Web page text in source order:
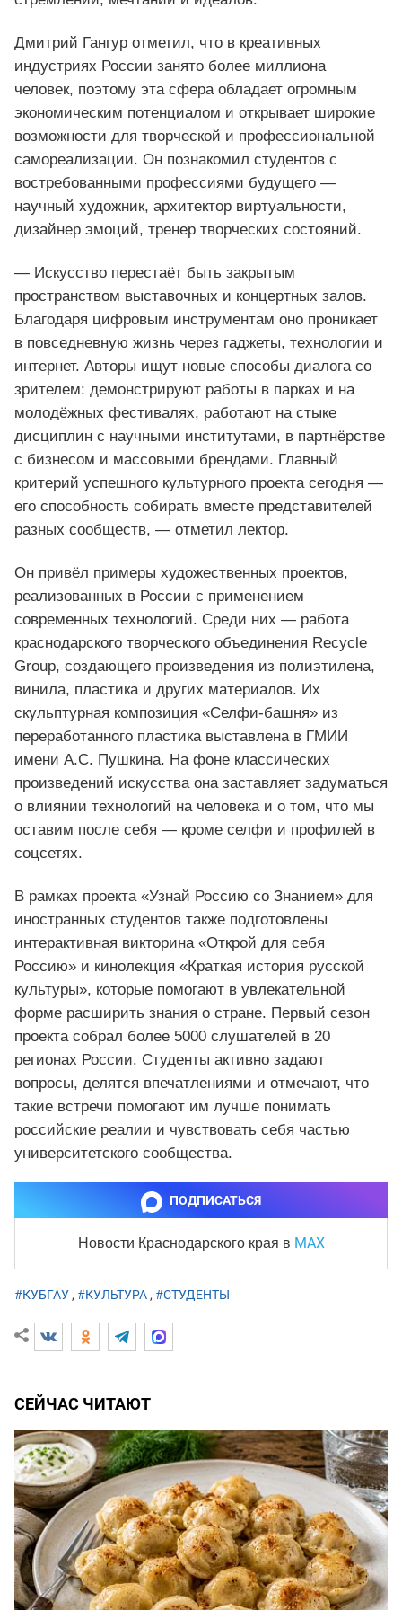
Дмитрий Гангур отметил, что в креативных
индустриях России занято более миллиона
человек, поэтому эта сфера обладает огромным
экономическим потенциалом и открывает широкие
возможности для творческой и профессиональной
самореализации. Он познакомил студентов с
востребованными профессиями будущего —
научный художник, архитектор виртуальности,
дизайнер эмоций, тренер творческих состояний.
— Искусство перестаёт быть закрытым
пространством выставочных и концертных залов.
Благодаря цифровым инструментам оно проникает
в повседневную жизнь через гаджеты, технологии и
интернет. Авторы ищут новые способы диалога со
зрителем: демонстрируют работы в парках и на
молодёжных фестивалях, работают на стыке
дисциплин с научными институтами, в партнёрстве
с бизнесом и массовыми брендами. Главный
критерий успешного культурного проекта сегодня —
его способность собирать вместе представителей
разных сообществ, — отметил лектор.
Он привёл примеры художественных проектов,
реализованных в России с применением
современных технологий. Среди них — работа
краснодарского творческого объединения Recycle
Group, создающего произведения из полиэтилена,
винила, пластика и других материалов. Их
скульптурная композиция «Селфи-башня» из
переработанного пластика выставлена в ГМИИ
имени А.С. Пушкина. На фоне классических
произведений искусства она заставляет задуматься
о влиянии технологий на человека и о том, что мы
оставим после себя — кроме селфи и профилей в
соцсетях.
В рамках проекта «Узнай Россию со Знанием» для
иностранных студентов также подготовлены
интерактивная викторина «Открой для себя
Россию» и кинолекция «Краткая история русской
культуры», которые помогают в увлекательной
форме расширить знания о стране. Первый сезон
проекта собрал более 5000 слушателей в 20
регионах России. Студенты активно задают
вопросы, делятся впечатлениями и отмечают, что
такие встречи помогают им лучше понимать
российские реалии и чувствовать себя частью
университетского сообщества.
ПОДПИСАТЬСЯ
Новости Краснодарского края в MAX
#КУБГАУ, #КУЛЬТУРА, #СТУДЕНТЫ
СЕЙЧАС ЧИТАЮТ